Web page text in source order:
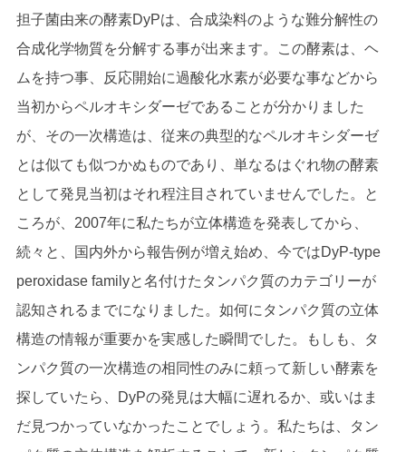
担子菌由来の酵素DyPは、合成染料のような難分解性の
合成化学物質を分解する事が出来ます。この酵素は、ヘ
ムを持つ事、反応開始に過酸化水素が必要な事などから
当初からペルオキシダーゼであることが分かりました
が、その一次構造は、従来の典型的なペルオキシダーゼ
とは似ても似つかぬものであり、単なるはぐれ物の酵素
として発見当初はそれ程注目されていませんでした。と
ころが、2007年に私たちが立体構造を発表してから、
続々と、国内外から報告例が増え始め、今ではDyP-type
peroxidase familyと名付けたタンパク質のカテゴリーが
認知されるまでになりました。如何にタンパク質の立体
構造の情報が重要かを実感した瞬間でした。もしも、タ
ンパク質の一次構造の相同性のみに頼って新しい酵素を
探していたら、DyPの発見は大幅に遅れるか、或いはま
だ見つかっていなかったことでしょう。私たちは、タン